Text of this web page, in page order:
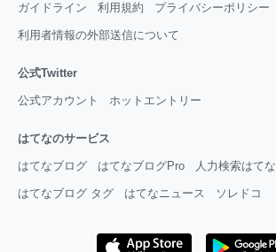
ガイドライン 利用規約 プライバシーポリシー
利用者情報の外部送信について
公式Twitter
公式アカウント ホットエントリー
はてなのサービス
はてなブログ はてなブログPro 人力検索はてな
はてなブログ タグ はてなニュース ソレドコ